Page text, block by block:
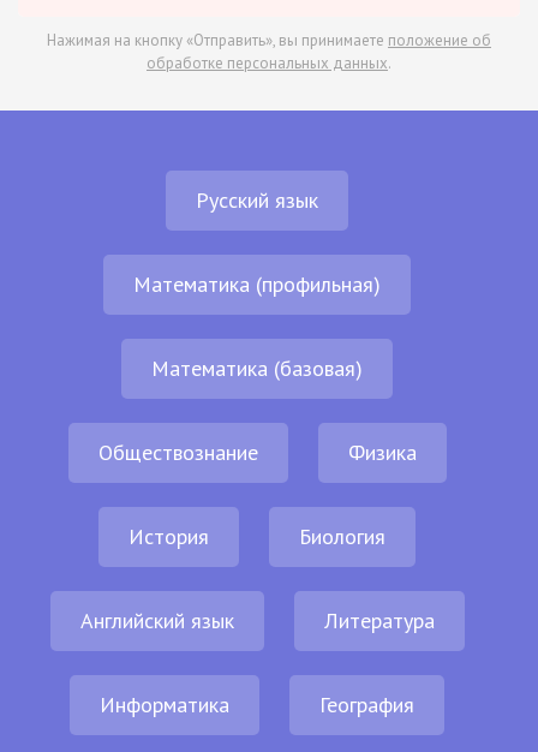
Нажимая на кнопку «Отправить», вы принимаете положение об
обработке персональных данных.
Русский язык
Математика (профильная)
Математика (базовая)
Обществознание Физика
История Биология
Английский язык Литература
Информатика География